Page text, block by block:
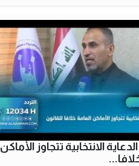
الانتخابية تتجاوز الأماكن